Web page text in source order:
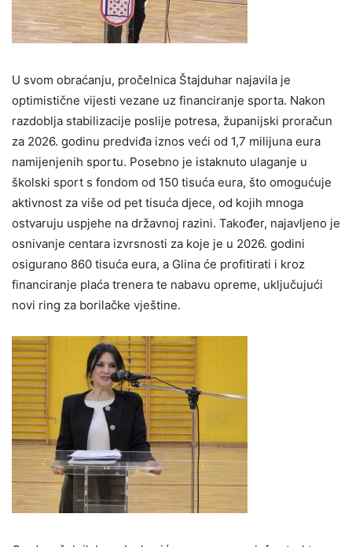
U svom obraćanju, pročelnica Štajduhar najavila je
optimistične vijesti vezane uz financiranje sporta. Nakon
razdoblja stabilizacije poslije potresa, županijski proračun
za 2026. godinu predviđa iznos veći od 1,7 milijuna eura
namijenjenih sportu. Posebno je istaknuto ulaganje u
školski sport s fondom od 150 tisuća eura, što omogućuje
aktivnost za više od pet tisuća djece, od kojih mnoga
ostvaruju uspjehe na državnoj razini. Također, najavljeno je
osnivanje centara izvrsnosti za koje je u 2026. godini
osigurano 860 tisuća eura, a Glina će profitirati i kroz
financiranje plaća trenera te nabavu opreme, uključujući
novi ring za borilačke vještine.